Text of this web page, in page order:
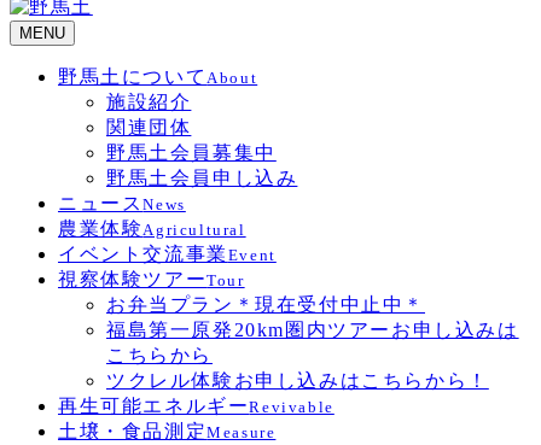
MENU
野馬土について About
施設紹介
関連団体
野馬土会員募集中
野馬土会員申し込み
ニュースNews
農業体験Agricultural
イベント交流事業 Event
視察体験ツアーTour
お弁当プラン＊現在受付中止中＊
福島第一原発20km圏内ツアーお申し込みは
こちらから
ツクレル体験お申し込みはこちらから！
再生可能エネルギーRevivable
土壌・食品測定Measure